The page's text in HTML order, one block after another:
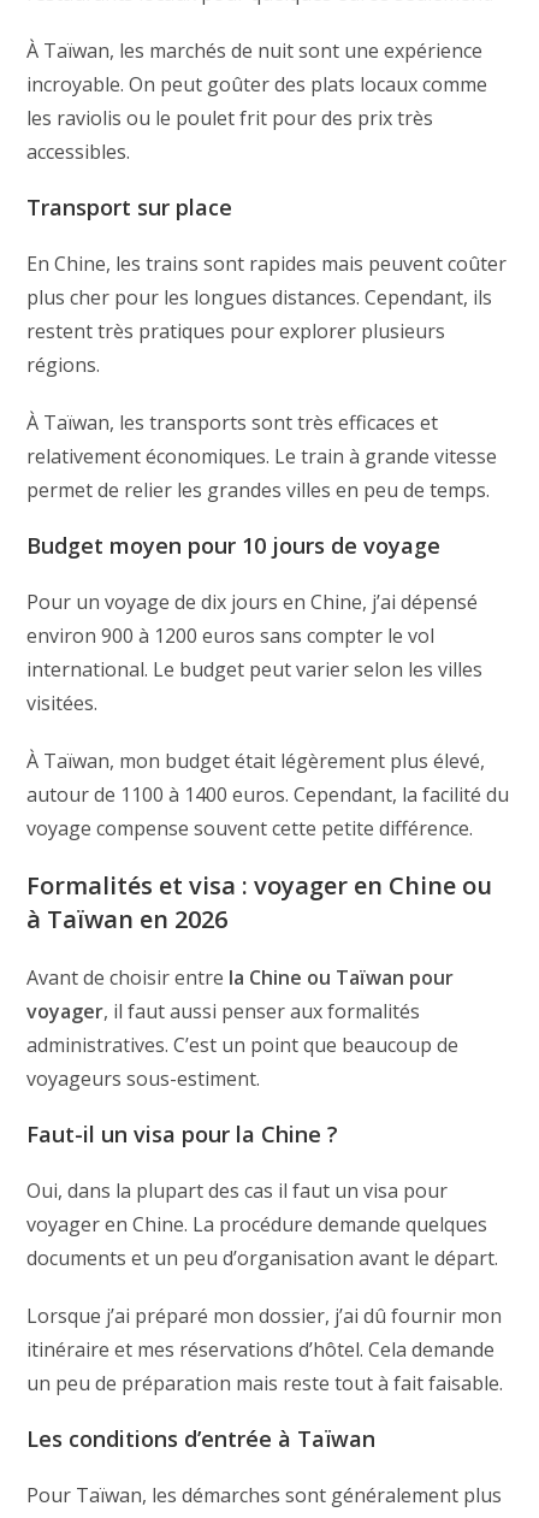
À Taïwan, les marchés de nuit sont une expérience
incroyable. On peut goûter des plats locaux comme
les raviolis ou le poulet frit pour des prix très
accessibles.
Transport sur place
En Chine, les trains sont rapides mais peuvent coûter
plus cher pour les longues distances. Cependant, ils
restent très pratiques pour explorer plusieurs
régions.
À Taïwan, les transports sont très efficaces et
relativement économiques. Le train à grande vitesse
permet de relier les grandes villes en peu de temps.
Budget moyen pour 10 jours de voyage
Pour un voyage de dix jours en Chine, j’ai dépensé
environ 900 à 1200 euros sans compter le vol
international. Le budget peut varier selon les villes
visitées.
À Taïwan, mon budget était légèrement plus élevé,
autour de 1100 à 1400 euros. Cependant, la facilité du
voyage compense souvent cette petite différence.
Formalités et visa : voyager en Chine ou
à Taïwan en 2026
Avant de choisir entre la Chine ou Taïwan pour
voyager, il faut aussi penser aux formalités
administratives. C’est un point que beaucoup de
voyageurs sous-estiment.
Faut-il un visa pour la Chine ?
Oui, dans la plupart des cas il faut un visa pour
voyager en Chine. La procédure demande quelques
documents et un peu d’organisation avant le départ.
Lorsque j’ai préparé mon dossier, j’ai dû fournir mon
itinéraire et mes réservations d’hôtel. Cela demande
un peu de préparation mais reste tout à fait faisable.
Les conditions d’entrée à Taïwan
Pour Taïwan, les démarches sont généralement plus